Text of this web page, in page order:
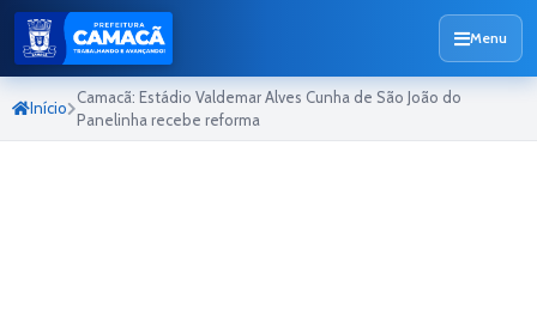
Menu
Início
Camacã: Estádio Valdemar Alves Cunha de São João do
Panelinha recebe reforma